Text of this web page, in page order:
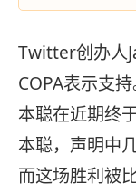
Twitter创办人
COPA表示支
本聪在近期终
本聪，声明中
而这场胜利被